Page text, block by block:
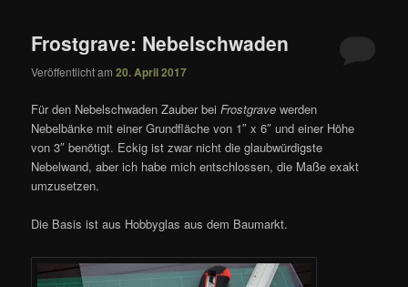
Frostgrave: Nebelschwaden
Veröffentlicht am20. April 2017
Für den Nebelschwaden Zauber beiFrostgrave werden
Nebelbänke mit einer Grundfläche von 1″ x 6″ und einer Höhe
von 3″ benötigt. Eckig ist zwar nicht die glaubwürdigste
Nebelwand, aber ich habe mich entschlossen, die Maße exakt
umzusetzen.
Die Basis ist aus Hobbyglas aus dem Baumarkt.